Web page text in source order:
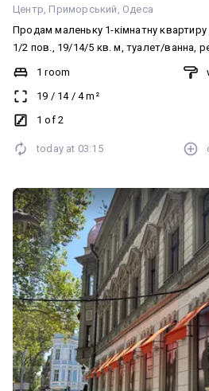
Центр Приморський Одеса
Продам маленьку 1-кімнатну квартиру
1/2 пов., 19/14/5 кв. м, туалет/ванна,
та побутовою технікою, власний
метрів, великий зелений двір на
подобову оренду або для проживання
1 room
19 / 14/ 4m²
1 of 2
today at 03:15